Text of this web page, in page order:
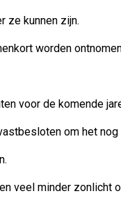
ze kunnen zijn.
worden
voor de komende
om het nog
veel minder zonlicht